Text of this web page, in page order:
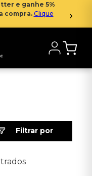
e ganhe 5%
compra. Clique